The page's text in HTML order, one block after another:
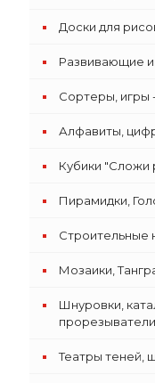
Доски для
Развивающие
Сортеры, игры
Алфавиты,
Кубики "Сложи
Пирамидки,
Строительные
Мозаики,
Шнуровки,
Театры теней,